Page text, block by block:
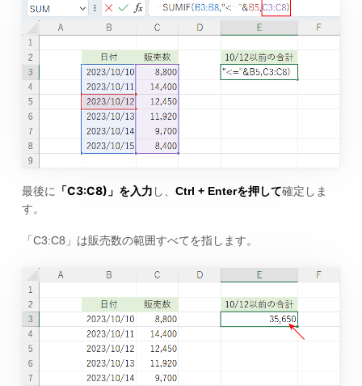
最後に 「C3:C8)」 を入力 し、 Ctrl + Enterを押して確定しま
す。
「C3:C8」は販売数の範囲すべてを指します。